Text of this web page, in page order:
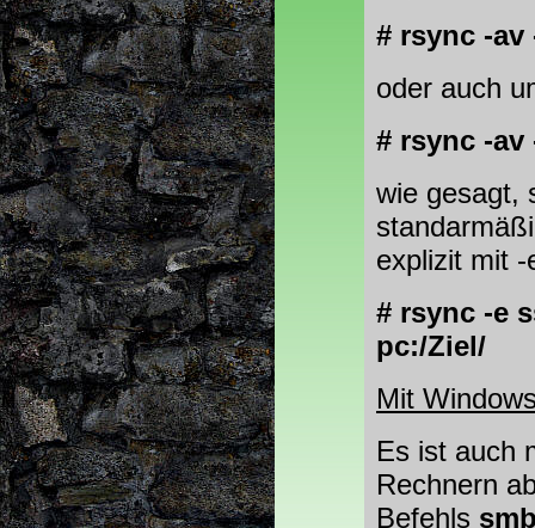
# rsync -av
oder auch
# rsync -av
wie gesagt,
explizit mit
# rsync -e
pc:/Ziel/
Mit
Es ist auch
Rechnern
Befehls